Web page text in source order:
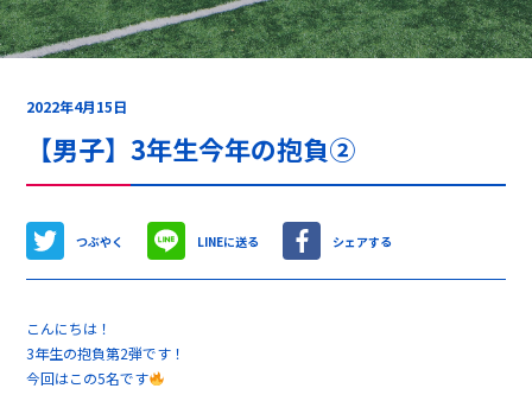
2022年4月15日
【男子】3年生今年の抱負②
つぶやく LINEに送る シェアする
こんにちは！
3年生の抱負第2弾です！
今回はこの5名です